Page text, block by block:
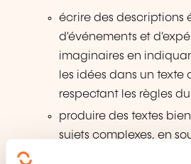
écrire des descriptions
d'événements et
imaginaires en
les idées dans un texte
respectant les règles
produire des textes
sujets complexes, en
pertinents et en